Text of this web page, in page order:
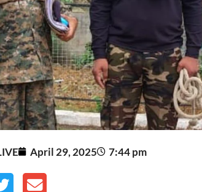
April 29, 2025 7:44 pm